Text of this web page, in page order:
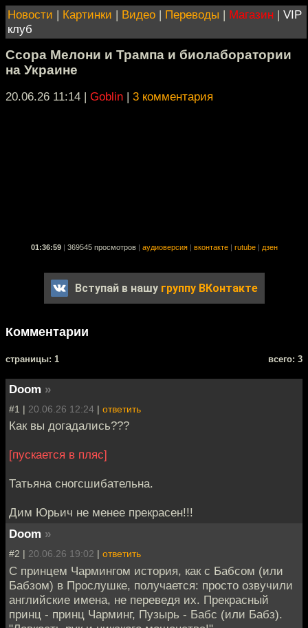
Новости | Картинки | Видео | Переводы | Магазин | VIP
клуб
Ссора Мелони и Трампа и биолаборатории
на Украине
20.06.26 11:14 | Goblin | 3 комментария
01:36:59 369545 просмотров аудиоверсия вконтакте rutube дзен
Вступай в нашу группу ВКонтакте
Комментарии
cтраницы: 1 всего: 3
Doom »
#1 | 20.06.26 12:24 | ответить
Как вы догадались???
[пускается в пляс]
Татьяна сногсшибательна.
Дим Юрьич не менее прекрасен!!!
Doom »
#2 | 20.06.26 19:02 | ответить
С принцем Чармингом история, как с Бабсом (или
Бабзом) в Прослушке, получается: просто озвучили
английские имена, не переведя их. Прекрасный
принц - принц Чарминг, Пузырь - Бабс (или Бабз).